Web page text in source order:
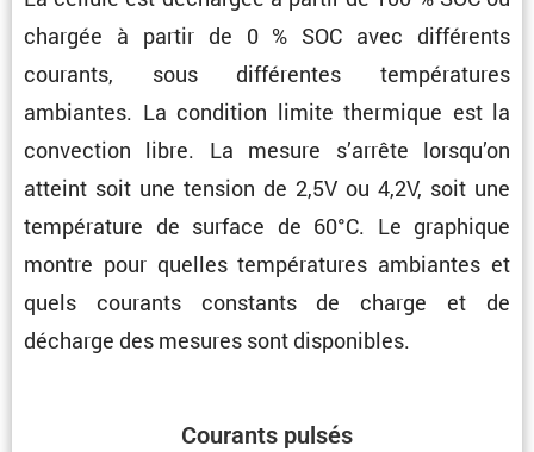
chargée à partir de 0 % SOC avec diffé­rents
courants, sous diffé­rentes tempé­ra­tures
ambiantes. La condi­tion limite thermique est la
convec­tion libre. La mesure s’arrête lorsqu’on
atteint soit une tension de 2,5V ou 4,2V, soit une
tempé­ra­ture de surface de 60°C. Le graphique
montre pour quelles tempé­ra­tures ambiantes et
quels courants constants de charge et de
décharge des mesures sont disponibles.
Courants pulsés